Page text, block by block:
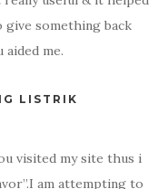
something back
me.
LISTRIK
visited my site thus i
am attempting to